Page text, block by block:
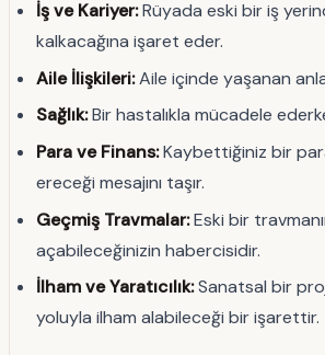
İş ve Kariyer:Rüyada eski bir iş
kalkacağına işaret eder.
Aile İlişkileri:Aile içinde yaşanan
Sağlık:Bir hastalıkla mücadele
Para ve Finans:Kaybettiğiniz bir
ereceği mesajını taşır.
Geçmiş Travmalar:Eski bir
açabileceğinizin habercisidir.
İlham ve Yaratıcılık:Sanatsal bir
yoluyla ilham alabileceği bir işarettir.